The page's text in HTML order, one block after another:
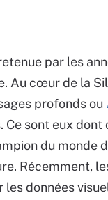
par les
Au cœur de la
profonds ou
sont eux dont
du monde
Récemment,
les données